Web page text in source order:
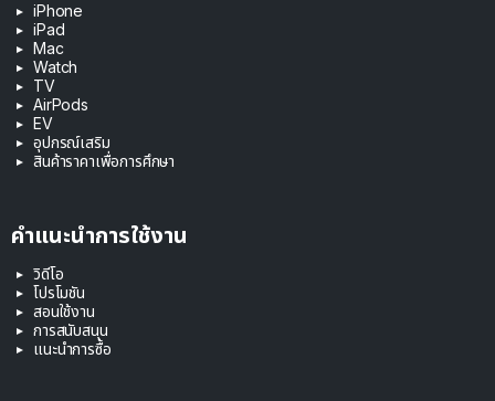
iPhone
iPad
Mac
Watch
TV
AirPods
EV
อุปกรณ์เสริม
สินค้าราคาเพื่อการศึกษา
คำแนะนำการใช้งาน
วิดีโอ
โปรโมชัน
สอนใช้งาน
การสนับสนุน
แนะนำการซื้อ